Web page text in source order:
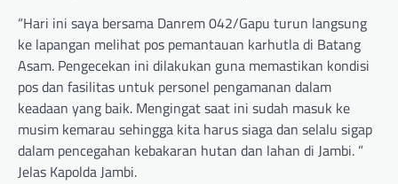
“Hari ini saya bersama Danrem 042/Gapu turun langsung
ke lapangan melihat pos pemantauan karhutla di Batang
Asam. Pengecekan ini dilakukan guna memastikan kondisi
pos dan fasilitas untuk personel pengamanan dalam
keadaan yang baik. Mengingat saat ini sudah masuk ke
musim kemarau sehingga kita harus siaga dan selalu sigap
dalam pencegahan kebakaran hutan dan lahan di Jambi. ”
Jelas Kapolda Jambi.